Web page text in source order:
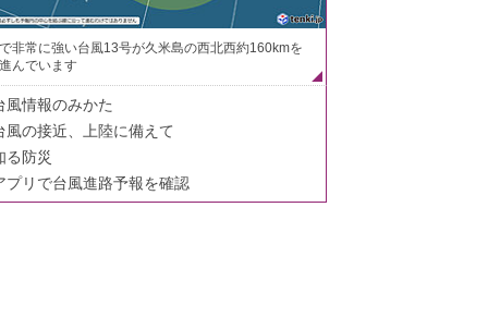
非常に強い台風13号が久米島の西北西約160kmを
んでいます
風情報のみかた
風の接近、上陸に備えて
る防災
プリで台風進路予報を確認